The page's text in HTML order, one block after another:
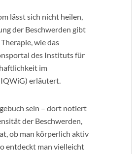
lässt sich nicht heilen,
der Beschwerden gibt
wie das
des Instituts für
im
erläutert.
sein – dort notiert
der Beschwerden,
ob man körperlich aktiv
entdeckt man vielleicht